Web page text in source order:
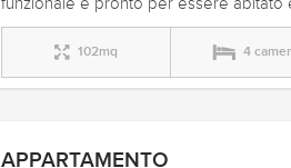
funzionale e pronto per essere abitato
102mq 4
APPARTAMENTO